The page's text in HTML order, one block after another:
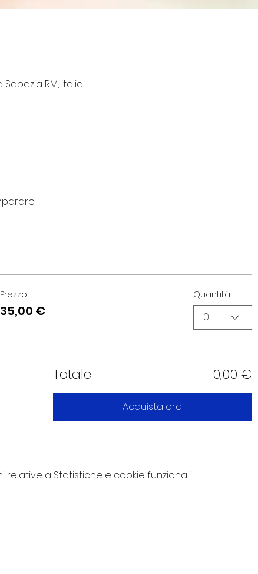
RM, Italia
Prezzo
35,00 €
Quantità
0
Totale 0,00 €
Acquista ora
a Statistiche e cookie funzionali.